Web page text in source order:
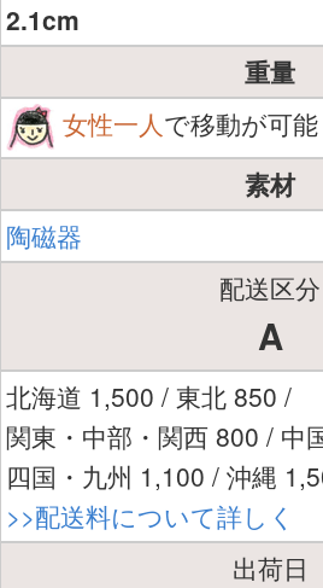
2.1cm
重量
女性一人で移動が可能
素材
陶磁器
配送区分
A
北海道 1,500 / 東北 850 /
関東・中部・関西 800 / 中
四国・九州 1,100 / 沖縄
>>配送料について詳しく
出荷日